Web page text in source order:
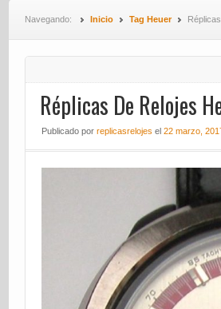
Navegando: Inicio Tag Heuer
Réplicas De Relojes
Publicado por replicasrelojes el 22 marzo,